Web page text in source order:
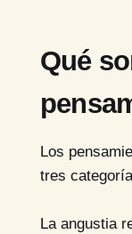
Qué
Los
tres
La angustia